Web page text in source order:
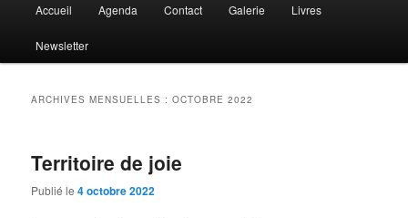
principal
Accueil Agenda Contact Galerie Livres
Newsletter
ARCHIVES MENSUELLES :OCTOBRE 2022
Territoire de joie
Publié le4 octobre 2022